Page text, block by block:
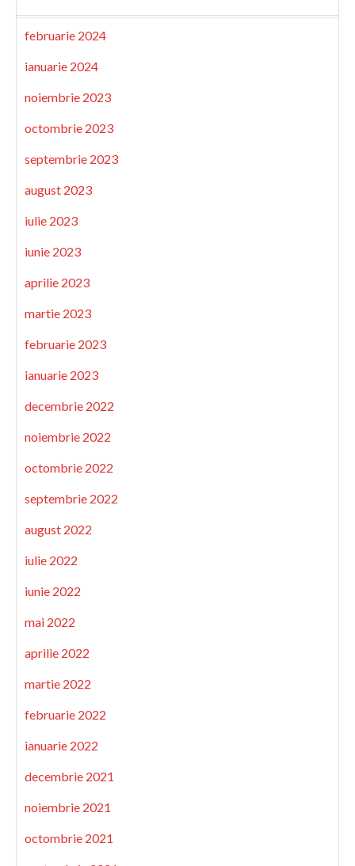
februarie 2024
ianuarie 2024
noiembrie 2023
octombrie 2023
septembrie 2023
august 2023
iulie 2023
iunie 2023
aprilie 2023
martie 2023
februarie 2023
ianuarie 2023
decembrie 2022
noiembrie 2022
octombrie 2022
septembrie 2022
august 2022
iulie 2022
iunie 2022
mai 2022
aprilie 2022
martie 2022
februarie 2022
ianuarie 2022
decembrie 2021
noiembrie 2021
octombrie 2021